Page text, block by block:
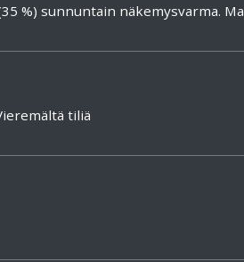
%) sunnuntain näkemysvarma.
tiliä